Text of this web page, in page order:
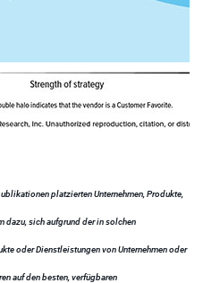
platzierten Unternehmen, Produkte,
dazu, sich aufgrund der in solchen
oder Dienstleistungen von Unternehmen oder
auf den besten, verfügbaren